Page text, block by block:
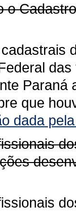
o
Paraná
que
dada